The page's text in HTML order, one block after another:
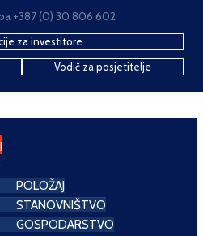
+387 (0) 30 806 602
za investitore
Vodič za posjetitelje
POLOŽAJ
STANOVNIŠTVO
GOSPODARSTVO